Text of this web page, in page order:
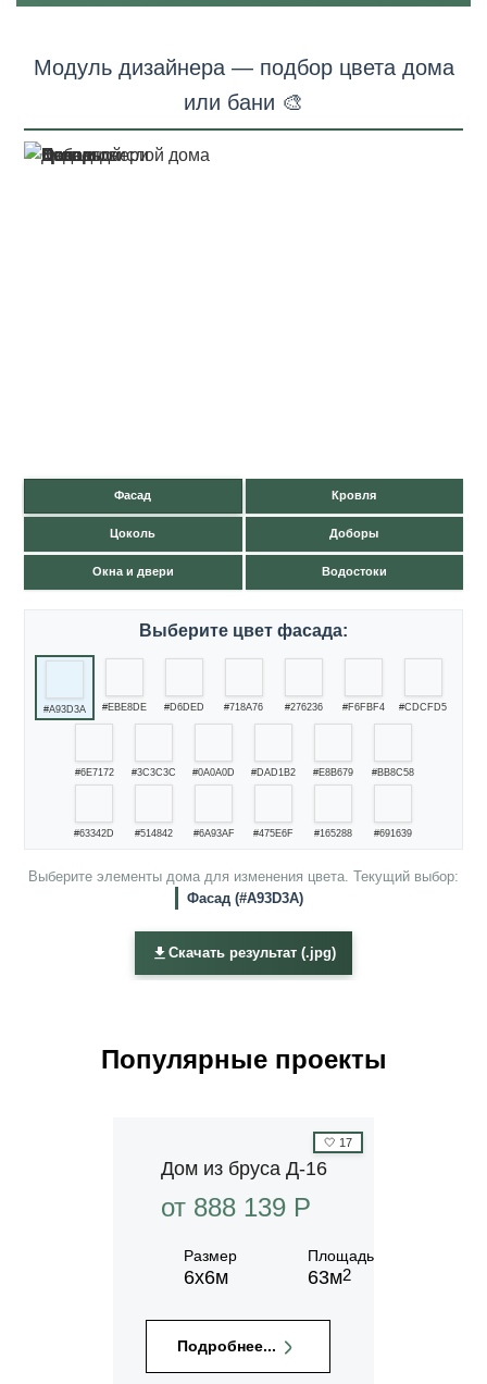
Модуль дизайнера — подбор цвета дома
или бани 🎨
Фасад Кровля
Цоколь Доборы
Окна и двери Водостоки
Выберите цвет фасада:
#A93D3A #EBE8DE #D6DED #718A76 #276236 #F6FBF4 #CDCFD5
#6E7172 #3C3C3C #0A0A0D #DAD1B2 #E8B679 #BB8C58
#63342D #514842 #6A93AF #475E6F #165288 #691639
Выберите элементы дома для изменения цвета. Текущий выбор:
Фасад (#A93D3A)
Скачать результат (.jpg)
Популярные проекты
🤍 17
Дом из бруса Д-16
от 888 139 P
Размер
6х6м
Площадь
63м2
Подробнее...